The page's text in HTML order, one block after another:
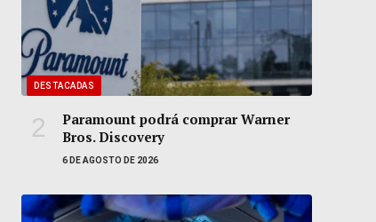
DESTACADAS
Paramount podrá comprar Warner
Bros. Discovery
6 DE AGOSTO DE 2026